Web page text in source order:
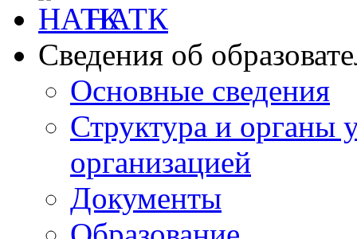
НАТК
Сведения об
Основные сведения
Структура и органы
организацией
Документы